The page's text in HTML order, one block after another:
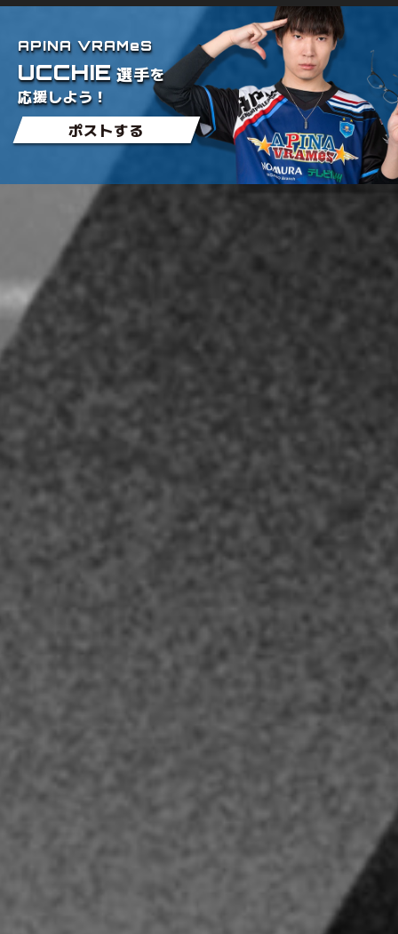
APINA VRAMeS
UCCHIE 選手を
応援しよう！